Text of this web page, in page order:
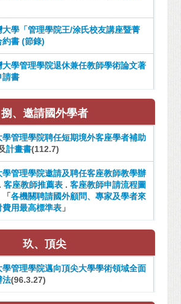
大學「管理學院王/涂氏校友講座暨菁
約書 (節錄)
大學管理學院退休兼任教師學術論文著
請書
捌、邀請國外學者
學管理學院聘任短期境外客座學者補助
計畫書(112.7)
學管理學院邀請及聘任客座教師教學辦
客座教師推薦表 .客座教師申請流程圖
各機關聘請國外顧問、專家及學者來
用最高標準表 」
玖、頂尖
學管理學院邁向頂尖大學學術領域全面
法(96.3.27)